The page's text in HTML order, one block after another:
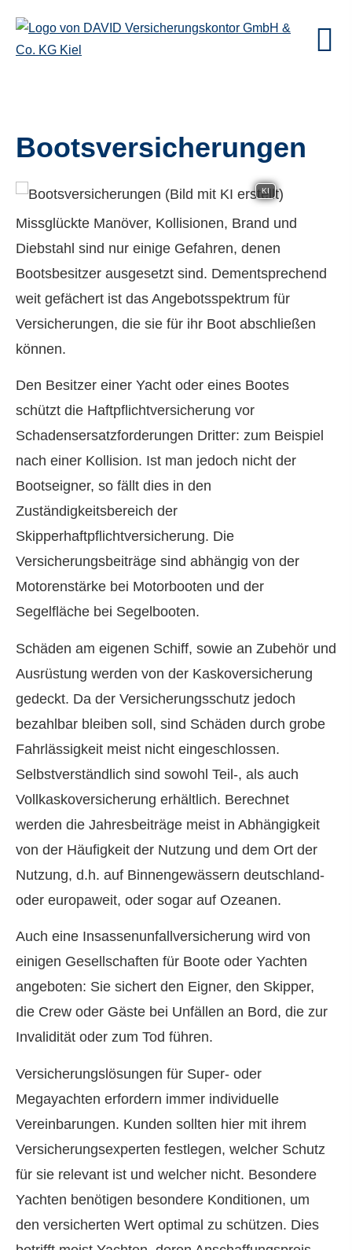
Bootsversicherungen
KI
Missglückte Manöver, Kollisionen, Brand und
Diebstahl sind nur einige Gefahren, denen
Bootsbesitzer ausgesetzt sind. Dementsprechend
weit gefächert ist das Angebotsspektrum für
Versicherungen, die sie für ihr Boot abschließen
können.
Den Besitzer einer Yacht oder eines Bootes
schützt die Haft­pflichtversicherung vor
Schadensersatzforderungen Dritter: zum Beispiel
nach einer Kollision. Ist man jedoch nicht der
Bootseigner, so fällt dies in den
Zuständigkeitsbereich der
Skipperhaftpflichtversicherung. Die
Versicherungsbeiträge sind abhängig von der
Motorenstärke bei Motorbooten und der
Segelfläche bei Segelbooten.
Schäden am eigenen Schiff, sowie an Zubehör und
Ausrüstung werden von der Kaskoversicherung
gedeckt. Da der Versicherungsschutz jedoch
bezahlbar bleiben soll, sind Schäden durch grobe
Fahrlässigkeit meist nicht eingeschlossen.
Selbstverständlich sind sowohl Teil-, als auch
Vollkaskoversicherung erhältlich. Berechnet
werden die Jahresbeiträge meist in Abhängigkeit
von der Häufigkeit der Nutzung und dem Ort der
Nutzung, d.h. auf Binnengewässern deutschland-
oder europaweit, oder sogar auf Ozeanen.
Auch eine Insassenunfallversicherung wird von
einigen Gesellschaften für Boote oder Yachten
angeboten: Sie sichert den Eigner, den Skipper,
die Crew oder Gäste bei Unfällen an Bord, die zur
Invalidität oder zum Tod führen.
Versicherungslösungen für Super- oder
Megayachten erfordern immer individuelle
Vereinbarungen. Kunden sollten hier mit ihrem
Versicherungsexperten festlegen, welcher Schutz
für sie relevant ist und welcher nicht. Besondere
Yachten benötigen besondere Konditionen, um
den versicherten Wert optimal zu schützen. Dies